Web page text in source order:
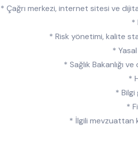
* Çağrı merkezi, internet sitesi ve
*
* Risk yönetimi, kalite
*
* Sağlık Bakanlığı
*
* Bilgi
*
* İlgili mevzuattan